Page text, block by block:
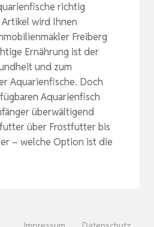
richtig
wird Ihnen
Freiberg
Ernährung ist der
und zum
Aquarienfische. Doch
Aquarienfisch
überwältigend
über Frostfutter bis
– welche Option ist die